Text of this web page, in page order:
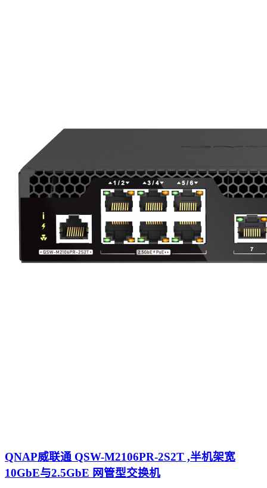
QNAP威联通 QSW-M2106PR-2S2T ,半机架宽
10GbE与2.5GbE 网管型交换机